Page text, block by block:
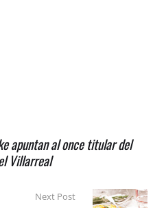
apuntan al once titular del
Villarreal
Next Post